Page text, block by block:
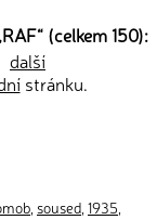
RAF“ (celkem 150):
další
stránku.
soused 1935